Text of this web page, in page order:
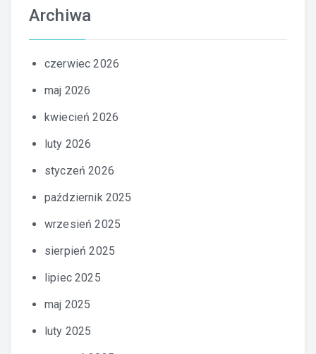
Archiwa
czerwiec 2026
maj 2026
kwiecień 2026
luty 2026
styczeń 2026
październik 2025
wrzesień 2025
sierpień 2025
lipiec 2025
maj 2025
luty 2025